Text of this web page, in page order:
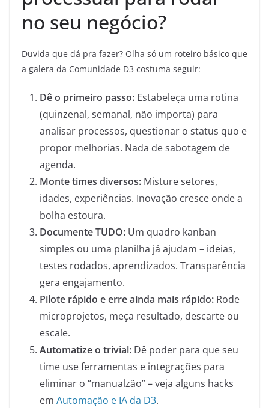
no seu negócio?
Duvida que dá pra fazer? Olha só um roteiro básico que
a galera da Comunidade D3 costuma seguir:
Dê o primeiro passo: Estabeleça uma rotina
(quinzenal, semanal, não importa) para
analisar processos, questionar o status quo e
propor melhorias. Nada de sabotagem de
agenda.
Monte times diversos: Misture setores,
idades, experiências. Inovação cresce onde a
bolha estoura.
Documente TUDO: Um quadro kanban
simples ou uma planilha já ajudam – ideias,
testes rodados, aprendizados. Transparência
gera engajamento.
Pilote rápido e erre ainda mais rápido: Rode
microprojetos, meça resultado, descarte ou
escale.
Automatize o trivial: Dê poder para que seu
time use ferramentas e integrações para
eliminar o “manualzão” – veja alguns hacks
em Automação e IA da D3.